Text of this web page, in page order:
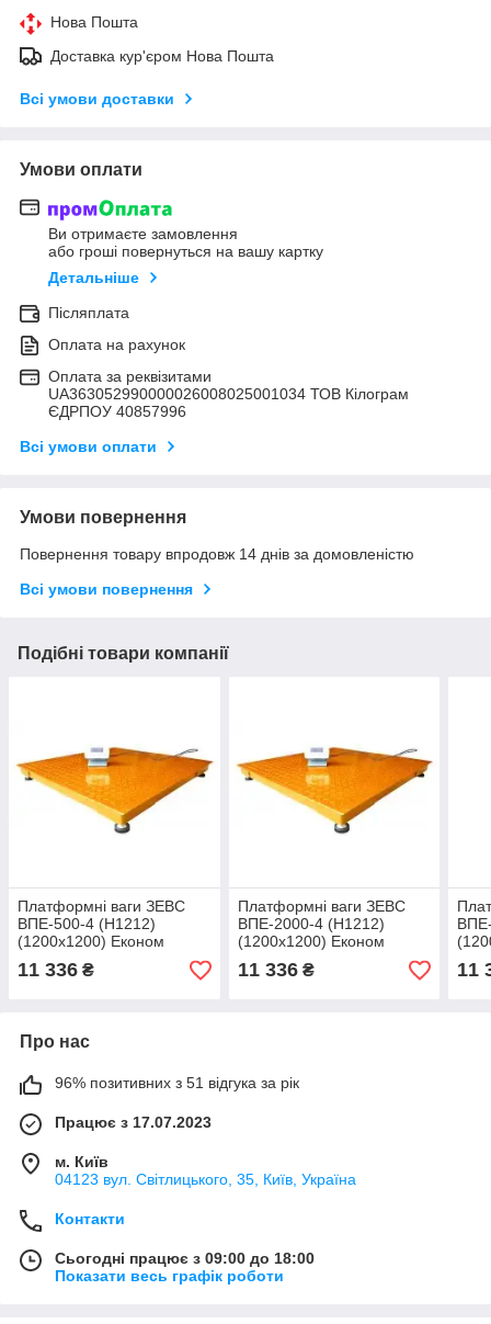
Нова Пошта
Доставка кур'єром Нова Пошта
Всі умови доставки
Умови оплати
Ви отримаєте замовлення
або гроші повернуться на вашу картку
Детальніше
Післяплата
Оплата на рахунок
Оплата за реквізитами
UA363052990000026008025001034 ТОВ Кілограм
ЄДРПОУ 40857996
Всі умови оплати
Умови повернення
Повернення товару впродовж 14 днів за домовленістю
Всі умови повернення
Подібні товари компанії
Платформні ваги ЗЕВС
ВПЕ-500-4 (H1212)
(1200х1200) Економ
11 336 ₴
Платформні ваги ЗЕВС
ВПЕ-2000-4 (H1212)
(1200х1200) Економ
11 336₴ 11
Про нас
96% позитивних з 51 відгука за рік
Працює з 17.07.2023
м. Київ
04123 вул. Світлицького, 35, Київ, Україна
Контакти
Сьогодні працює з 09:00 до 18:00
Показати весь графік роботи